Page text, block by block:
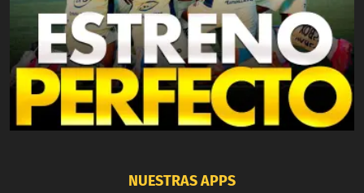
NUESTRAS APPS